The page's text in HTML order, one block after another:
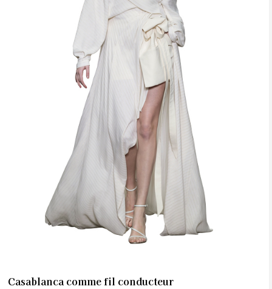
Casablanca comme fil conducteur